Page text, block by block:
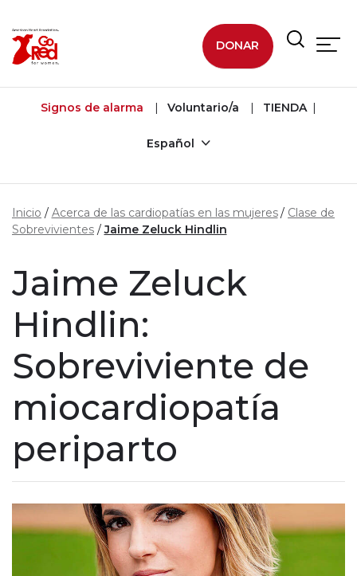
DONAR
Signos de alarma Voluntario/a TIENDA
Español
Inicio Acerca de las cardiopatías en las mujeres
Clase de
Sobrevivientes
Jaime Zeluck Hindlin
Jaime Zeluck
Hindlin:
Sobreviviente de
miocardiopatía
periparto
Reproducir sin modo automático